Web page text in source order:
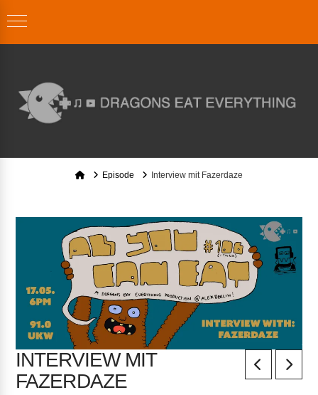
HomeEpisode Interview mit Fazerdaze
INTERVIEW MIT
FAZERDAZE